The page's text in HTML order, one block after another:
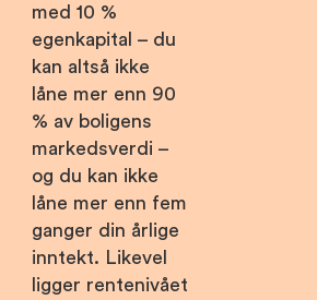
med 10 %
egenkapital – du
kan altså ikke
låne mer enn 90
% av boligens
markedsverdi –
og du kan ikke
låne mer enn fem
ganger din årlige
inntekt. Likevel
ligger rentenivået